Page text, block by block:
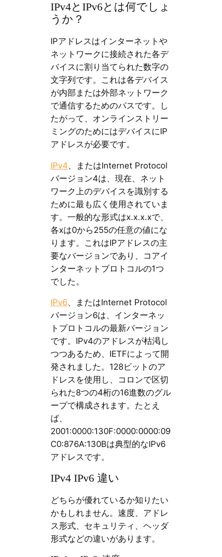
IPv4とIPv6とは何でしょ
うか？
IPアドレスはインターネットや
ネットワークに接続された各デ
バイスに割り当てられた数字の
文字列です。これは各デバイス
が内部または外部ネットワーク
で通信するためのパスです。し
たがって、オンラインストリー
ミングのためにはデバイスにIP
アドレスが必要です。
IPv4、またはInternet Protocol
バージョン4は、現在、ネット
ワーク上のデバイスを識別する
ために最も広く使用されていま
す。一般的な形式はx.x.x.xで、
各xは0から255の任意の値にな
ります。これはIPアドレスの主
要なバージョンであり、コアイ
ンターネットプロトコルの1つ
でした。
IPv6、またはInternet Protocol
バージョン6は、インターネッ
トプロトコルの最新バージョン
です。IPv4のアドレスが枯渇し
つつあるため、IETFによって開
発されました。128ビットのア
ドレスを使用し、コロンで区切
られた8つの4桁の16進数のグル
ープで構成されます。たとえ
ば、
2001:0000:130F:0000:0000:09
C0:876A:130Bは典型的なIPv6
アドレスです。
IPv4 IPv6 違い
どちらが優れているか知りたい
かもしれません。速度、アドレ
ス形式、セキュリティ、ヘッダ
形式などの違いがあります。